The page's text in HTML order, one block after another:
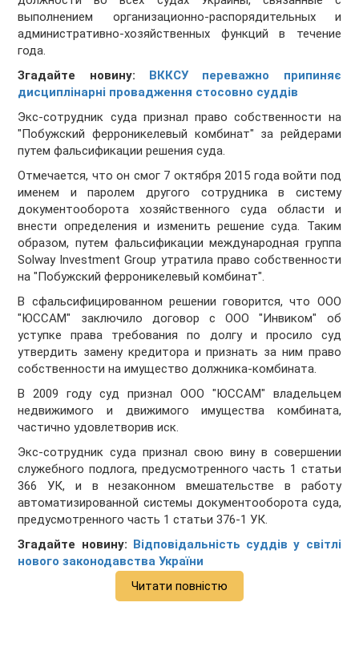
выполнением организационно-распорядительных и
административно-хозяйственных функций в течение
года.
Згадайте новину:
ВККСУ переважно припиняє
дисциплінарні провадження стосовно суддів
Экс-сотрудник суда признал право собственности на
"Побужский ферроникелевый комбинат" за рейдерами
путем фальсификации решения суда.
Отмечается, что он смог 7 октября 2015 года войти под
именем и паролем другого сотрудника в систему
документооборота хозяйственного суда области и
внести определения и изменить решение суда. Таким
образом, путем фальсификации международная группа
Solway Investment Group утратила право собственности
на "Побужский ферроникелевый комбинат".
В сфальсифицированном решении говорится, что ООО
"ЮССАМ" заключило договор с ООО "Инвиком" об
уступке права требования по долгу и просило суд
утвердить замену кредитора и признать за ним право
собственности на имущество должника-комбината.
В 2009 году суд признал ООО "ЮССАМ" владельцем
недвижимого и движимого имущества комбината,
частично удовлетворив иск.
Экс-сотрудник суда признал свою вину в совершении
служебного подлога, предусмотренного часть 1 статьи
366 УК, и в незаконном вмешательстве в работу
автоматизированной системы документооборота суда,
предусмотренного часть 1 статьи 376-1 УК.
Згадайте новину: Відповідальність суддів у світлі
нового законодавства України
Читати повністю